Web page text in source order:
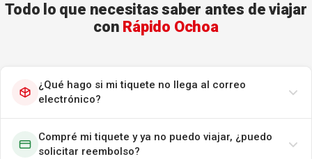
Todo lo que necesitas saber antes de viajar
con Rápido Ochoa
¿Qué hago si mi tiquete no llega al correo
electrónico?
Compré mi tiquete y ya no puedo viajar, ¿puedo
solicitar reembolso?